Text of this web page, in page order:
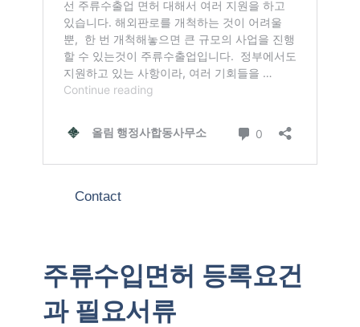
Contact
주류수입면허 등록요건
과 필요서류